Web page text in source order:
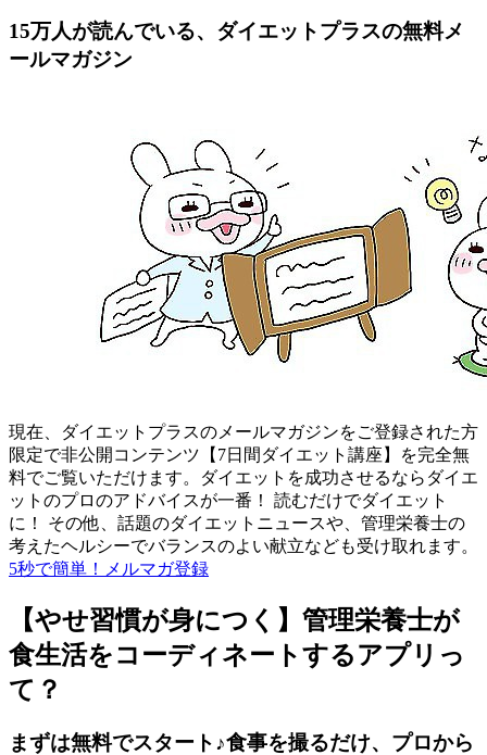
15万人が読んでいる、ダイエットプラスの無料メ
ールマガジン
現在、ダイエットプラスのメールマガジンをご登録された方
限定で非公開コンテンツ【7日間ダイエット講座】を完全無
料でご覧いただけます。ダイエットを成功させるならダイエ
ットのプロのアドバイスが一番！ 読むだけでダイエット
に！ その他、話題のダイエットニュースや、管理栄養士の
考えたヘルシーでバランスのよい献立なども受け取れます。
5秒で簡単！メルマガ登録
【やせ習慣が身につく】管理栄養士が
食生活をコーディネートするアプリっ
て？
まずは無料でスタート♪食事を撮るだけ、プロから